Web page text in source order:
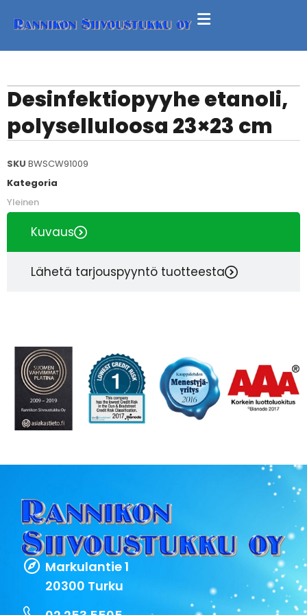
Desinfektiopyyhe etanoli,
polyselluloosa 23×23 cm
SKU BWSCW91009
Kategoria
Yleinen
Kuvaus
Lähetä tarjouspyyntö tuotteesta
Markulantie 1
20300 Turku